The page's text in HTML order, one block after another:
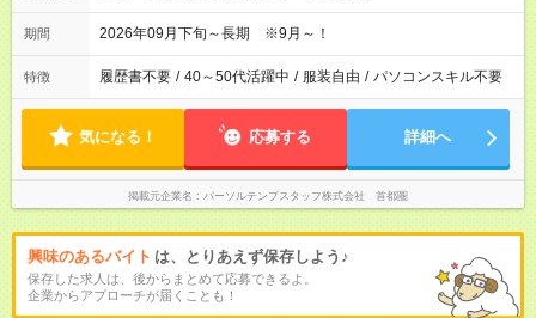
期間 2026年09月下旬～長期 ※9月～！
特徴 履歴書不要 / 40～50代活躍中 / 服装自由 / パソコンスキル不要
気になる！ 応募する 詳細へ
掲載元企業名 パーソルテンプスタッフ株式会社 首都圏
興味のあるバイト は、とりあえず保存しよう♪
保存した求人は、後からまとめて応募できるよ。
企業からアプローチが届くことも！